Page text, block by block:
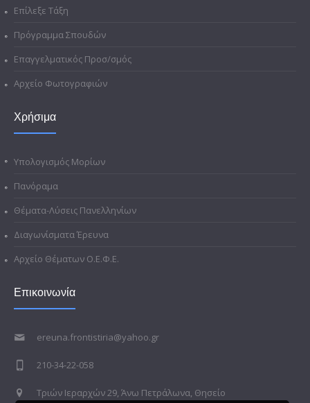
Επίλεξε Τάξη
Πρόγραμμα Σπουδών
Επαγγελματικός Προσ/σμός
Αρχείο Φωτογραφιών
Χρήσιμα
Υπολογισμός Μορίων
Πανόραμα
Θέματα-Λύσεις Πανελληνίων
Διαγωνίσματα Έρευνα
Αρχείο Θέματων Ο.Ε.Φ.Ε.
Επικοινωνία
ereuna.frontistiria@yahoo.gr
210-34-22-058
Τριών Ιεραρχών 29, Άνω Πετράλωνα, Θησείο